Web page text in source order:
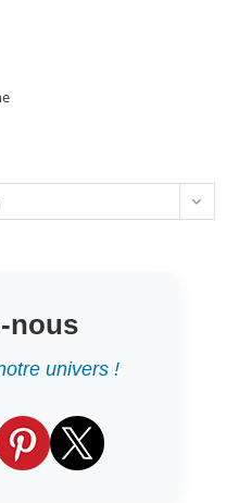
nous
univers !